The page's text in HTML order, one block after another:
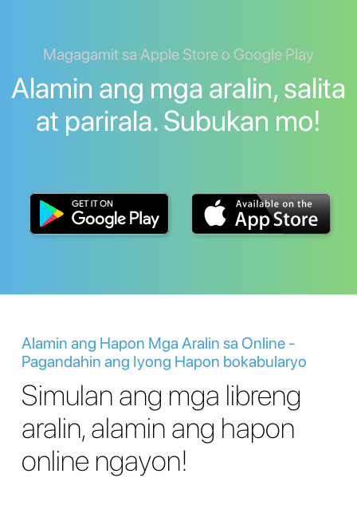
Magagamit sa Apple Store o Google Play
Alamin ang mga aralin, salita
at parirala. Subukan mo!
Alamin ang Hapon Mga Aralin sa Online -
Pagandahin ang Iyong Hapon bokabularyo
Simulan ang mga libreng
aralin, alamin ang hapon
online ngayon!